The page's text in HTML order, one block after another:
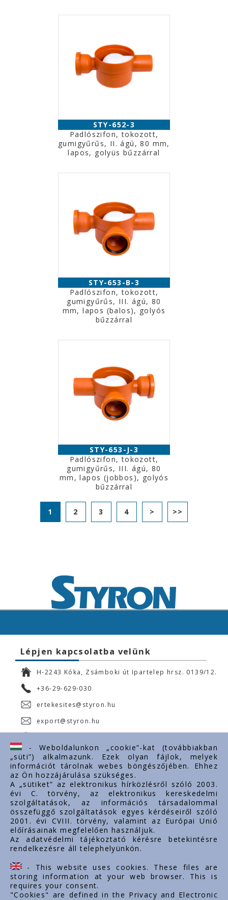
STY-652-3
Padlószifon, tokozott,
gumigyűrűs, II. ágú, 80 mm,
lapos, golyüs bűzzárral
STY-653-B-3
Padlószifon, tokozott,
gumigyűrűs, III. ágú, 80
mm, lapos (balos), golyós
bűzzárral
STY-653-J-3
Padlószifon, tokozott,
gumigyűrűs, III. ágú, 80
mm, lapos (jobbos), golyós
bűzzárral
1 2 3 4 > >>
Lépjen kapcsolatba velünk
H-2243 Kóka, Zsámboki út Ipartelep hrsz. 0139/12.
+36-29-629-030
ertekesites@styron.hu
export@styron.hu
Fontos linkek
Rólunk
Dokumentumok
Kapcsolat
Karrier
Cég adatok
Tárhely adatok
Támogatások
- Weboldalunkon „cookie”-kat (továbbiakban
„süti”) alkalmazunk. Ezek olyan fájlok, melyek
információt tárolnak webes böngészőjében. Ehhez
az Ön hozzájárulása szükséges.
A „sütiket” az elektronikus hírközlésről szóló 2003.
évi C. törvény, az elektronikus kereskedelmi
szolgáltatások, az információs társadalommal
összefüggő szolgáltatások egyes kérdéseiről szóló
2001. évi CVIII. törvény, valamint az Európai Unió
előírásainak megfelelően használjuk.
Az adatvédelmi tájékoztató kérésre betekintésre
rendelkezésre áll telephelyünkön.
- This website uses cookies. These files are
storing information at your web browser. This is
requires your consent.
"Cookies" are defined in the Privacy and Electronic